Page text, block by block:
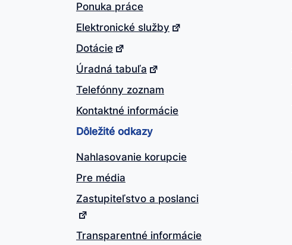
Ponuka práce
Elektronické služby
Dotácie
Úradná tabuľa
Telefónny zoznam
Kontaktné informácie
Dôležité odkazy
Nahlasovanie korupcie
Pre média
Zastupiteľstvo a poslanci
Transparentné informácie